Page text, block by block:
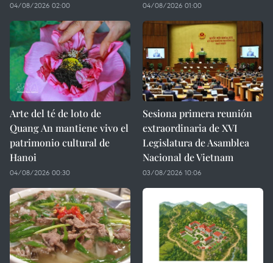
04/08/2026 02:00 04/08/2026 01:00
Arte del té de loto de
Quang An mantiene vivo el
patrimonio cultural de
Hanoi
04/08/2026 00:30
Sesiona primera reunión
extraordinaria de XVI
Legislatura de Asamblea
Nacional de Vietnam
03/08/2026 10:06